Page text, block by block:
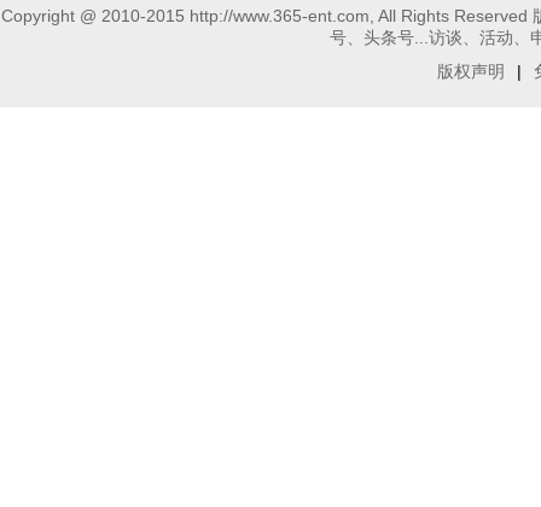
Copyright @ 2010-2015 http://www.365-ent.com, All Rights
号、头条号...访谈、活动、
版权声明
|